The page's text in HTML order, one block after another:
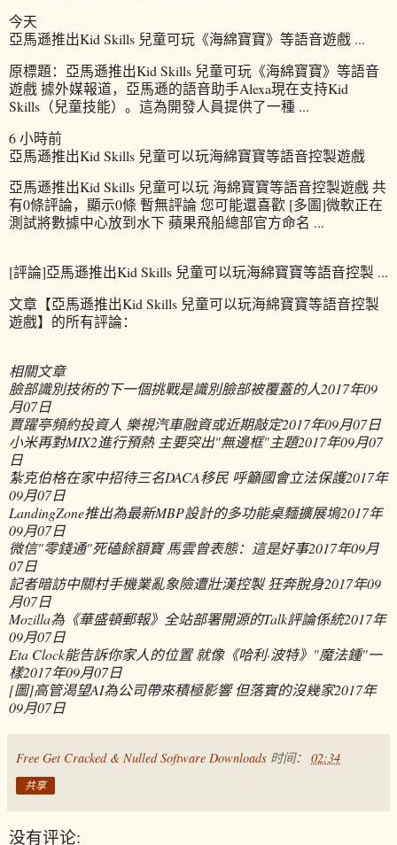
今天
亞馬遜推出Kid Skills 兒童可玩《海綿寶寶》等語音遊戲 ...
原標題：亞馬遜推出Kid Skills 兒童可玩《海綿寶寶》等語音
遊戲 據外媒報道，亞馬遜的語音助手Alexa現在支持Kid
Skills（兒童技能）。這為開發人員提供了一種 ...
6 小時前
亞馬遜推出Kid Skills 兒童可以玩海綿寶寶等語音控製遊戲
亞馬遜推出Kid Skills 兒童可以玩 海綿寶寶等語音控製遊戲 共
有0條評論，顯示0條 暫無評論 您可能還喜歡 [多圖]微軟正在
測試將數據中心放到水下 蘋果飛船總部官方命名 ...
[評論]亞馬遜推出Kid Skills 兒童可以玩海綿寶寶等語音控製 ...
文章【亞馬遜推出Kid Skills 兒童可以玩海綿寶寶等語音控製
遊戲】的所有評論：
相關文章
臉部識別技術的下一個挑戰是識別臉部被覆蓋的人2017年09
月07日
賈躍亭頻約投資人 樂視汽車融資或近期敲定2017年09月07日
小米再對MIX2進行預熱 主要突出"無邊框"主題2017年09月07
日
紮克伯格在家中招待三名DACA移民 呼籲國會立法保護2017年
09月07日
LandingZone推出為最新MBP設計的多功能桌麵擴展塢2017年
09月07日
微信"零錢通"死磕餘額寶 馬雲曾表態：這是好事2017年09月
07日
記者暗訪中關村手機業亂象險遭壯漢控製 狂奔脫身2017年09
月07日
Mozilla為《華盛頓郵報》全站部署開源的Talk評論係統2017年
09月07日
Eta Clock能告訴你家人的位置 就像《哈利·波特》"魔法鍾"一
樣2017年09月07日
[圖]高管渴望AI為公司帶來積極影響 但落實的沒幾家2017年
09月07日
Free Get Cracked & Nulled Software Downloads 时间： 02:34
共享
没有评论: